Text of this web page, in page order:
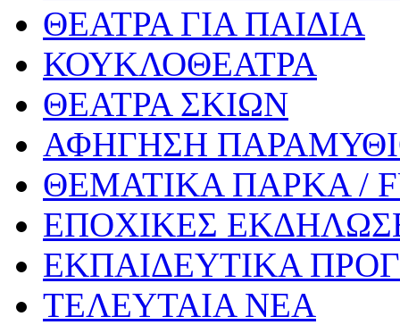
ΘΕΑΤΡΑ ΓΙΑ ΠΑΙΔΙΑ
ΚΟΥΚΛΟΘΕΑΤΡΑ
ΘΕΑΤΡΑ ΣΚΙΩΝ
ΑΦΗΓΗΣΗ
ΘΕΜΑΤΙΚΑ ΠΑΡΚΑ /
ΕΠΟΧΙΚΕΣ
ΕΚΠΑΙΔΕΥΤΙΚΑ
ΤΕΛΕΥΤΑΙΑ ΝΕΑ